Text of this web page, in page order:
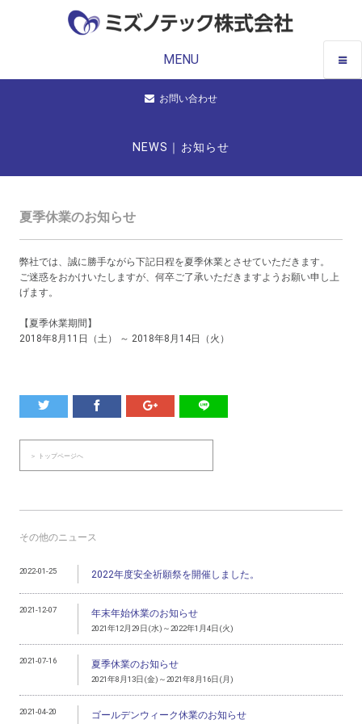
MENU
お問い合わせ
NEWS｜お知らせ
夏季休業のお知らせ
弊社では、誠に勝手ながら下記日程を夏季休業とさせていただきます。
ご迷惑をおかけいたしますが、何卒ご了承いただきますようお願い申し上
げます。
【夏季休業期間】
2018年8月11日（土） ～ 2018年8月14日（火）
＞ トップページへ
その他のニュース
2022-01-25 2022年度安全祈願祭を開催しました。
2021-12-07 年末年始休業のお知らせ
2021年12月29日(水)～2022年1月4日(火)
2021-07-16 夏季休業のお知らせ
2021年8月13日(金)～2021年8月16日(月)
2021-04-20 ゴールデンウィーク休業のお知らせ